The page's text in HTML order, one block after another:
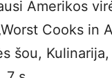
Amerikos
Cooks in
šou,